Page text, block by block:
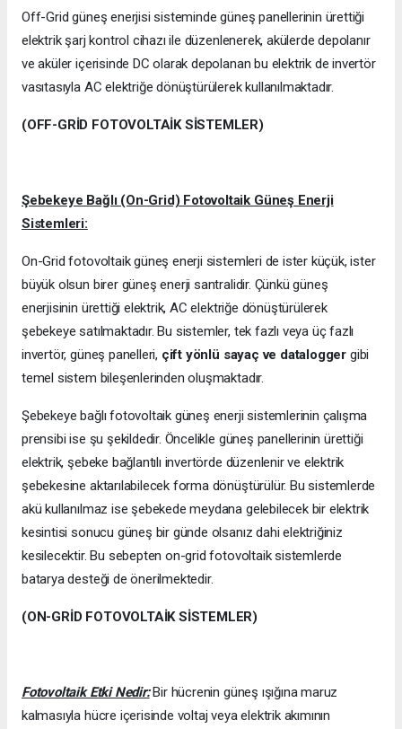
Off-Grid güneş enerjisi sisteminde güneş panellerinin ürettiği
elektrik şarj kontrol cihazı ile düzenlenerek, akülerde depolanır
ve aküler içerisinde DC olarak depolanan bu elektrik de invertör
vasıtasıyla AC elektriğe dönüştürülerek kullanılmaktadır.
(OFF-GRİD FOTOVOLTAİK SİSTEMLER)
Şebekeye Bağlı (On-Grid) Fotovoltaik Güneş Enerji
Sistemleri:
On-Grid fotovoltaik güneş enerji sistemleri de ister küçük, ister
büyük olsun birer güneş enerji santralidir. Çünkü güneş
enerjisinin ürettiği elektrik, AC elektriğe dönüştürülerek
şebekeye satılmaktadır. Bu sistemler, tek fazlı veya üç fazlı
invertör, güneş panelleri, çift yönlü sayaç ve datalogger gibi
temel sistem bileşenlerinden oluşmaktadır.
Şebekeye bağlı fotovoltaik güneş enerji sistemlerinin çalışma
prensibi ise şu şekildedir. Öncelikle güneş panellerinin ürettiği
elektrik, şebeke bağlantılı invertörde düzenlenir ve elektrik
şebekesine aktarılabilecek forma dönüştürülür. Bu sistemlerde
akü kullanılmaz ise şebekede meydana gelebilecek bir elektrik
kesintisi sonucu güneş bir günde olsanız dahi elektriğiniz
kesilecektir. Bu sebepten on-grid fotovoltaik sistemlerde
batarya desteği de önerilmektedir.
(ON-GRİD FOTOVOLTAİK SİSTEMLER)
Fotovoltaik Etki Nedir:Bir hücrenin güneş ışığına maruz
kalmasıyla hücre içerisinde voltaj veya elektrik akımının